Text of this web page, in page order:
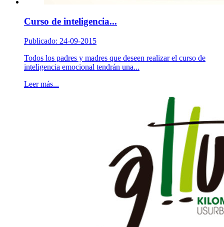
Curso de inteligencia...
Publicado: 24-09-2015
Todos los padres y madres que deseen realizar el curso de
inteligencia emocional tendrán una...
Leer más...